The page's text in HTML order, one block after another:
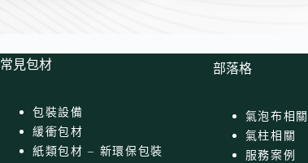
常見包材
包裝設備
緩衝包材
紙類包材 – 新環保包裝
部落格
氣泡布相關
氣柱相關
服務案例